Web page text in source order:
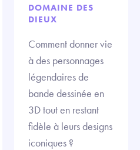
DOMAINE DES
DIEUX
Comment donner vie
à des personnages
légendaires de
bande dessinée en
3D tout en restant
fidèle à leurs designs
iconiques ?